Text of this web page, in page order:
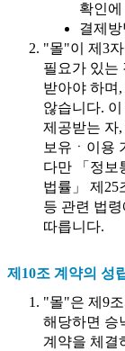
확인에
결제
"몰"이 제3
필요가 있는
받아야 하며
않습니다.
제공받는 자
보유ㆍ이용
다만 「정보
법률」 제25
등 관련 법
따릅니다.
제10조 계약의 성
"몰"은 제9
해당하면 승
계약을 체결